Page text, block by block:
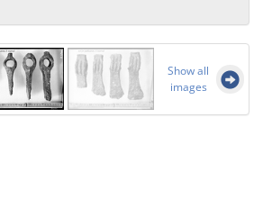
Show all
images